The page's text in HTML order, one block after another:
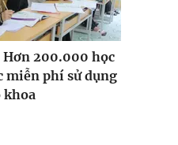
Hơn 200.000 học
miễn phí sử dụng
khoa